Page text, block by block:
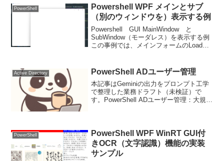
ウンロードする必要があるというイメー
ジだったけ...
PowerShell
Powershell WPF メインとサブ
（別のウィンドウを）表示する例
Powershell GUI MainWindow と
SubWindow（モーダレス）を表示する例
この事例では、メインフォームのLoadイ
タン追加させ、ボタン起動...
Active Directory PowerShell ADユーザー管理
本記事はGeminiの出力をプロンプト工学
で整理した業務ドラフト（未検証）で
す。PowerShell ADユーザー管理：大規模
PowerShell
PowerShell WPF WinRT GUI付
きOCR（文字認識）機能の実装
サンプル